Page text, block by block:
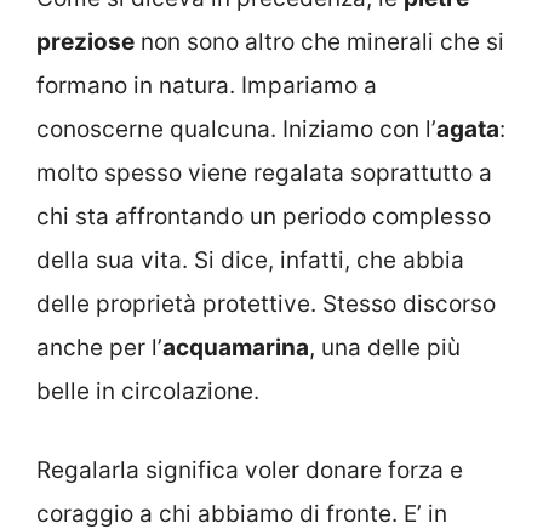
preziose non sono altro che minerali che si
formano in natura. Impariamo a
conoscerne qualcuna. Iniziamo con l’agata:
molto spesso viene regalata soprattutto a
chi sta affrontando un periodo complesso
della sua vita. Si dice, infatti, che abbia
delle proprietà protettive. Stesso discorso
anche per l’acquamarina, una delle più
belle in circolazione.
Regalarla significa voler donare forza e
coraggio a chi abbiamo di fronte. E’ in